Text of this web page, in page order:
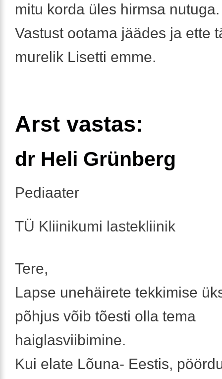
mitu korda üles hirmsa nutuga.
Vastust ootama jäädes ja ette
murelik Lisetti emme.
Arst vastas:
dr Heli Grünberg
Pediaater
TÜ Kliinikumi lastekliinik
Tere,
Lapse unehäirete tekkimise
põhjus võib tõesti olla tema
haiglasviibimine.
Kui elate Lõuna- Eestis,